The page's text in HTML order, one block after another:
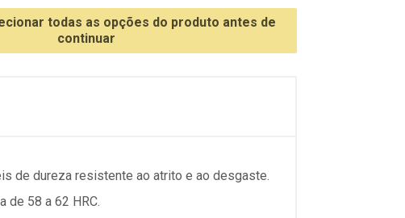
todas as opções do produto antes de
continuar
de dureza resistente ao atrito e ao desgaste.
de 58 a 62 HRC.